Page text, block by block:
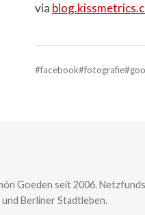
via
#facebook#fotografie
Goeden seit 2006.
Berliner Stadtleben.